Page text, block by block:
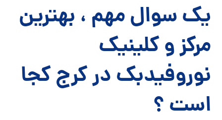
یک سوال مهم ، بهترین
مرکز و کلینیک
نوروفیدبک در کرج کجا
است ؟